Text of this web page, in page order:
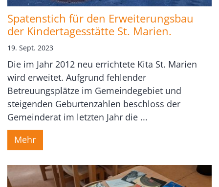
Spatenstich für den Erweiterungsbau
der Kindertagesstätte St. Marien.
19. Sept. 2023
Die im Jahr 2012 neu errichtete Kita St. Marien
wird erweitet. Aufgrund fehlender
Betreuungsplätze im Gemeindegebiet und
steigenden Geburtenzahlen beschloss der
Gemeinderat im letzten Jahr die ...
Mehr